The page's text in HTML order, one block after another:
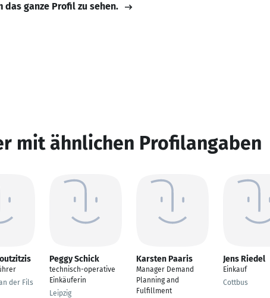
das ganze Profil zu sehen.
mit ähnlichen Profilangaben
der Fils
Peggy Schick
technisch-operative
Einkäuferin
Leipzig
Karsten Paaris
Manager Demand
Planning and
Fulfillment
Jens Riedel
Einkauf
Cottbus